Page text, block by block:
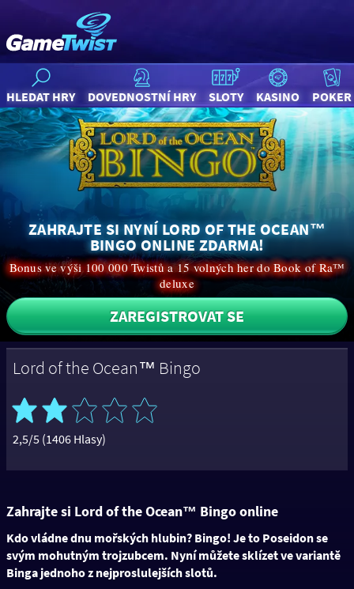
HLEDAT HRY DOVEDNOSTNÍ HRY SLOTY KASINO POKER
ZAHRAJTE SI NYNÍ LORD OF THE OCEAN™
BINGO ONLINE ZDARMA!
Bonus ve výši 100 000 Twistů a 15 volných her do Book of Ra™
deluxe
ZAREGISTROVAT SE
Lord of the Ocean™ Bingo
2,5/5 (1406 Hlasy)
Zahrajte si Lord of the Ocean™ Bingo online
Kdo vládne dnu mořských hlubin? Bingo! Je to Poseidon se
svým mohutným trojzubcem. Nyní můžete sklízet ve variantě
Binga jednoho z nejproslulejších slotů.